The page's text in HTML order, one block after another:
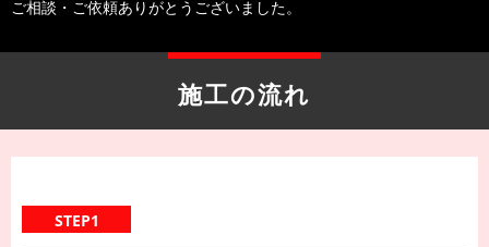
ご相談・ご依頼ありがとうございました。
施工の流れ
STEP1